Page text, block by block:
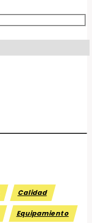
Calidad
Equipamiento